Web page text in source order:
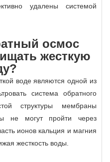
удалены системой
осмос
жесткую
воде являются одной из
система обратного
структуры мембраны
не могут пройти через
ионов кальция и магния
жесткость воды.